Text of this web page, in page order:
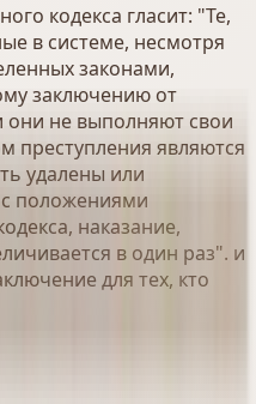
кодекса гласит: "Те,
в системе, несмотря
законами,
заключению от
они не выполняют свои
преступления являются
удалены или
положениями
наказание,
в один раз". и
для тех, кто